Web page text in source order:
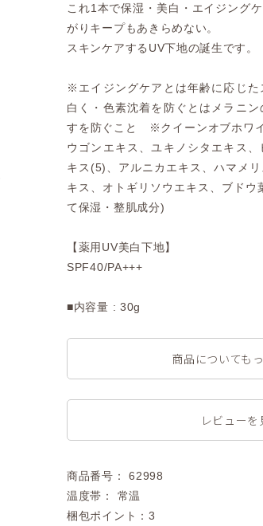
これ1本で保湿・美白・エイジング
がりキープもあきらめない。
スキンケアするUV下地の誕生です。
※エイジングケアとは年齢に応じ
白く・色素沈着を防ぐとはメラニ
すを防ぐこと ※クイーンオブホワ
ウゴンエキス、ユキノシタエキス
キス(5)、アルニカエキス、ハマメ
キス、オトギリソウエキス、ブドウ
て保湿・整肌成分)
【薬用UV美白下地】
SPF40/PA+++
■内容量 : 30g
商品についても
レビューを
商品番号： 62998
温度帯： 常温
梱包ポイント：3